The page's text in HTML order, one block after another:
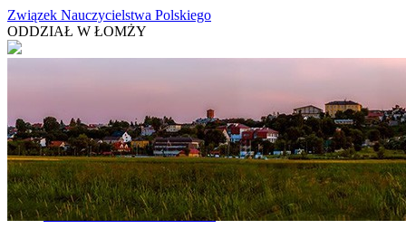
Związek Nauczycielstwa Polskiego
ODDZIAŁ W ŁOMŻY
Aktualności